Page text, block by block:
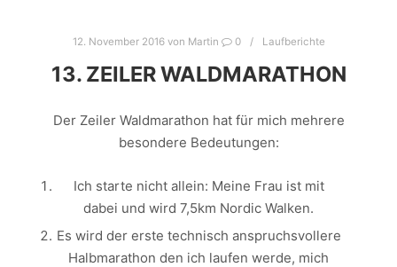
12. November 2016von Martin 0 Laufberichte
13. ZEILER WALDMARATHON
Der Zeiler Waldmarathon hat für mich mehrere
besondere Bedeutungen:
Ich starte nicht allein: Meine Frau ist mit
dabei und wird 7,5km Nordic Walken.
Es wird der erste technisch anspruchsvollere
Halbmarathon den ich laufen werde, mich